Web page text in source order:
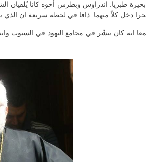
بحيرة طبريا. اندراوس وبطرس أخوه كانا
سحرا دخل كلاً منهما. ذاقا في لحظة سريعة ان
سمعا انه كان يبشّر في مجامع اليهود في